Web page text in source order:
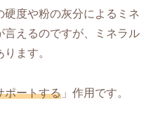
硬度や粉の灰分によるミネ
言えるのですが、ミネラル
ます。
ポートする 」作用です。